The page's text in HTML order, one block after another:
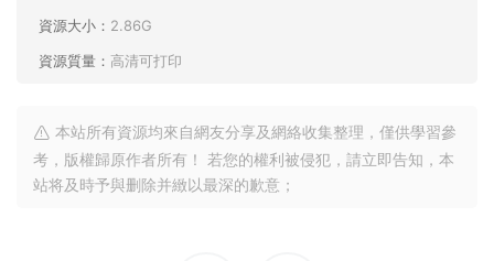
資源大小： 2.86G
資源質量： 高清可打印
本站所有資源均來自網友分享及網絡收集整理，僅供學習參
考，版權歸原作者所有！ 若您的權利被侵犯，請立即告知，本
站将及時予與删除并緻以最深的歉意；